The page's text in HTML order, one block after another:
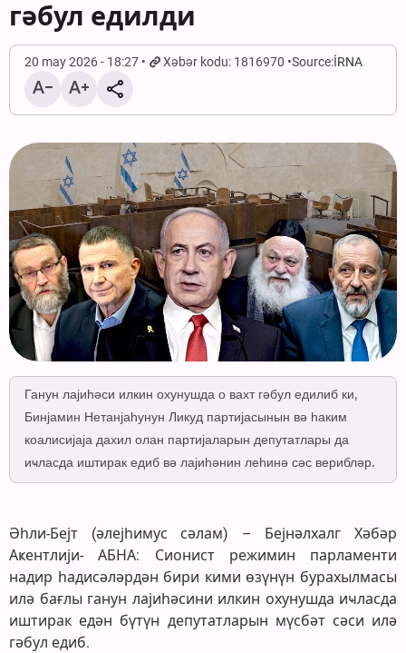
гәбул едилди
20 may 2026 - 18:27 Xəbər kodu: 1816970 Source:İRNA
Ганун лајиһәси илкин охунушда о вахт гәбул едилиб ки,
Бинјамин Нетанјаһунун Ликуд партијасынын вә һаким
коалисијаја дахил олан партијаларын депутатлары да
иҹласда иштирак едиб вә лајиһәнин леһинә сәс верибләр.
Әһли-Бејт (әлејһимус сәлам) – Бејнәлхалг Хәбәр
Аҝентлији- АБНА: Сионист режимин парламенти
надир һадисәләрдән бири кими өзүнүн бурахылмасы
илә бағлы ганун лајиһәсини илкин охунушда иҹласда
иштирак едән бүтүн депутатларын мүсбәт сәси илә
гәбул едиб.